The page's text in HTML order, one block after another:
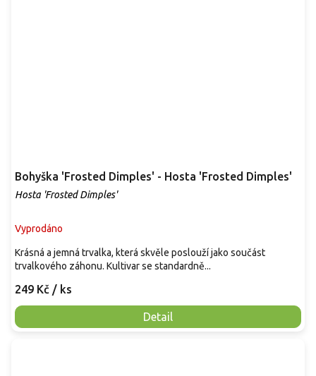
Bohyška 'Frosted Dimples' - Hosta 'Frosted Dimples'
Hosta 'Frosted Dimples'
Vyprodáno
249 Kč / ks
Detail
Krásná a jemná trvalka, která skvěle poslouží jako součást
trvalkového záhonu. Kultivar se standardně...